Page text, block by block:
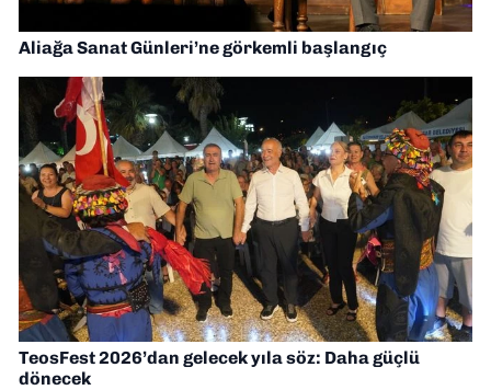
Aliağa Sanat Günleri’ne görkemli başlangıç
TeosFest 2026’dan gelecek yıla söz: Daha güçlü
dönecek